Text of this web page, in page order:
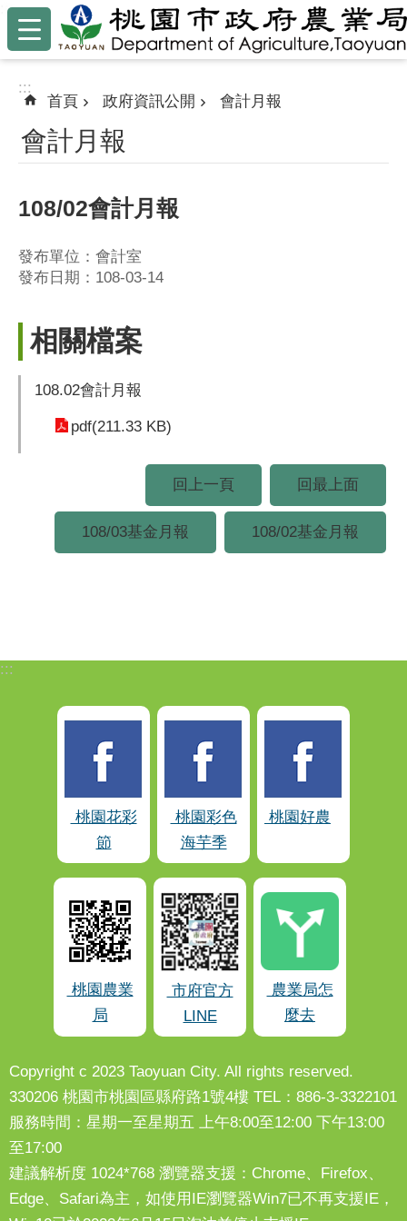
跳到主要內容區塊
:::
:::
首頁 政府資訊公開 會計月報
會計月報
108/02會計月報
發布單位：會計室
發布日期：108-03-14
相關檔案
108.02會計月報
pdf(211.33 KB)
回上一頁 回最上面
108/03基金月報 108/02基金月報
:::
桃園花彩
節
桃園彩色
海芋季
桃園好農
桃園農業
局
市府官方
LINE
農業局怎
麼去
Copyright c 2023 Taoyuan City. All rights reserved.
330206 桃園市桃園區縣府路1號4樓 TEL：886-3-3322101
服務時間：星期一至星期五 上午8:00至12:00 下午13:00
至17:00
建議解析度 1024*768 瀏覽器支援：Chrome、Firefox、
Edge、Safari為主，如使用IE瀏覽器Win7已不再支援IE，